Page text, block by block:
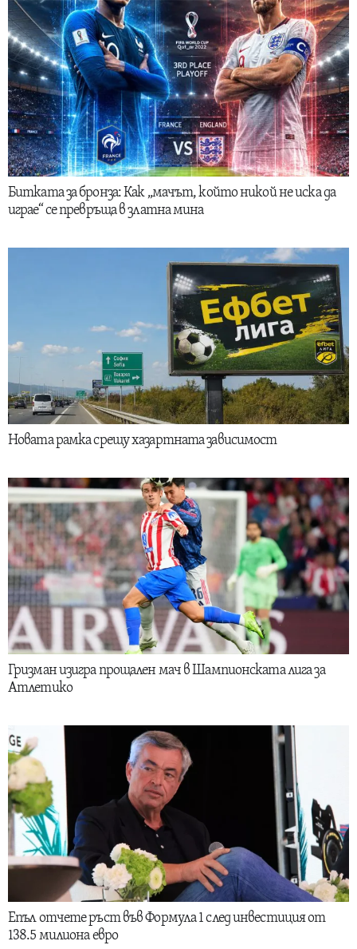
Битката за бронза: Как „мачът, който никой не иска да
играе“ се превръща в златна мина
Новата рамка срещу хазартната зависимост
Гризман изигра прощален мач в Шампионската лига за
Атлетико
Епъл отчете ръст във Формула 1 след инвестиция от
138.5 милиона евро